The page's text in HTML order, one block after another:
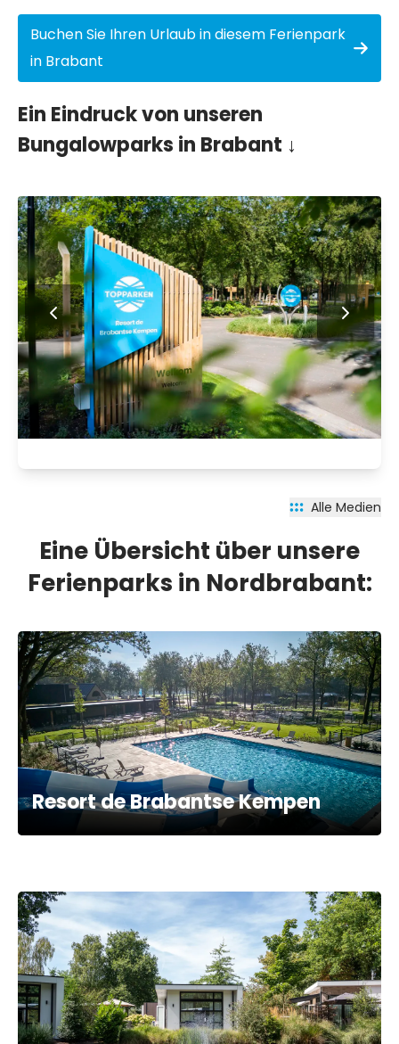
Buchen Sie Ihren Urlaub in diesem Ferienpark
in Brabant
Ein Eindruck von unseren
Bungalowparks in Brabant ↓
Alle Medien
Eine Übersicht über unsere
Ferienparks in Nordbrabant:
Resort de Brabantse Kempen